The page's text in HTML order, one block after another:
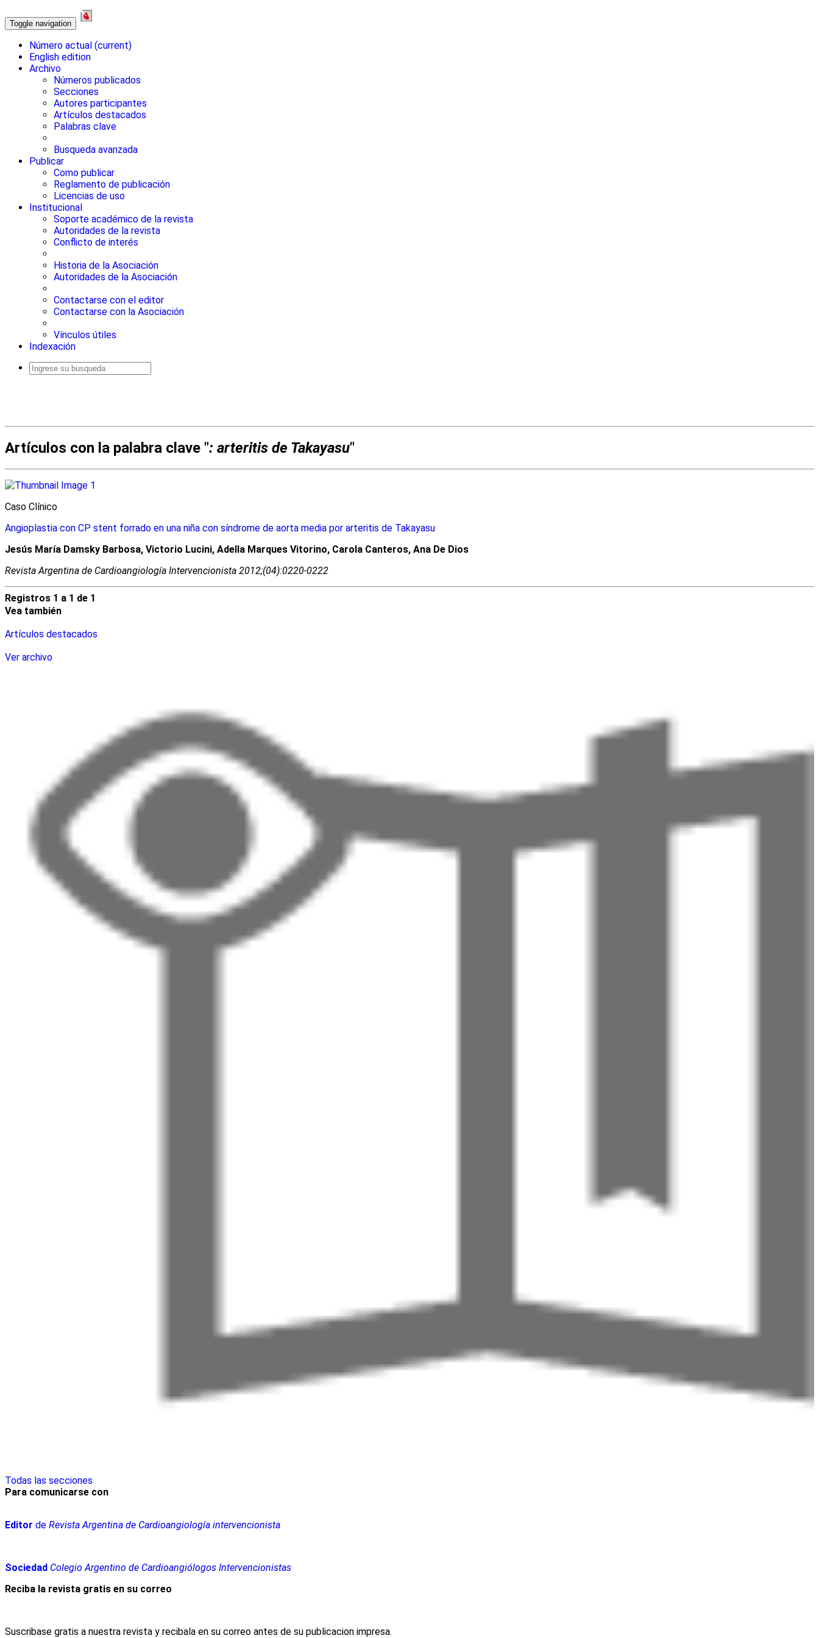
Toggle navigation
Número actual (current)
English edition
Archivo
Números publicados
Secciones
Autores participantes
Artículos destacados
Palabras clave
Busqueda avanzada
Publicar
Como publicar
Reglamento de publicación
Licencias de uso
Institucional
Soporte académico de la revista
Autoridades de la revista
Conflicto de interés
Historia de la Asociación
Autoridades de la Asociación
Contactarse con el editor
Contactarse con la Asociación
Vínculos útiles
Indexación
Artículos con la palabra clave ": arteritis de Takayasu"
Caso Clínico
Angioplastia con CP stent forrado en una niña con síndrome de aorta media por arteritis de Takayasu
Jesús María Damsky Barbosa, Victorio Lucini, Adella Marques Vitorino, Carola Canteros, Ana De Dios
Revista Argentina de Cardioangiologí­a Intervencionista 2012;(04):0220-0222
Registros 1 a 1 de 1
Vea también
Artículos destacados
Ver archivo
Todas las secciones
Para comunicarse con
Editor de Revista Argentina de Cardioangiología intervencionista
Sociedad Colegio Argentino de Cardioangiólogos Intervencionistas
Reciba la revista gratis en su correo
Suscribase gratis a nuestra revista y recibala en su correo antes de su publicacion impresa.